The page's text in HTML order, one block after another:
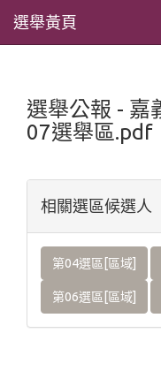
選舉黃頁
選舉公報 - 嘉
07選舉區.pdf
相關選區候選人
第04選區[區域]
第06選區[區域]